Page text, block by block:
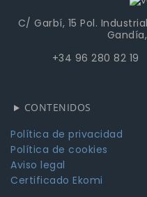
C/ Garbí, 15 Pol.
+34 96 280 82
CONTENIDOS
Política de privacidad
Política de cookies
Aviso legal
Certificado Ekomi